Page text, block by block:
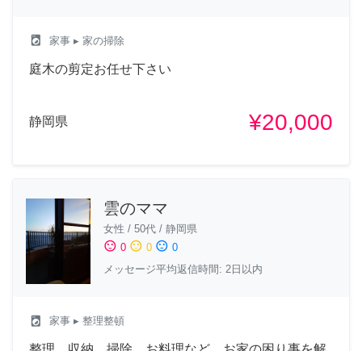
local_laundry_service 家事 ▸ 家の掃除
庭木の剪定お任せ下さい
静岡県 ¥20,000
雲のママ
女性 / 50代 / 静岡県
sentiment_satisfied 0 sentiment_neutral 0 sentiment_dissatisfied 0
メッセージ平均返信時間: 2日以内
local_laundry_service 家事 ▸ 整理整頓